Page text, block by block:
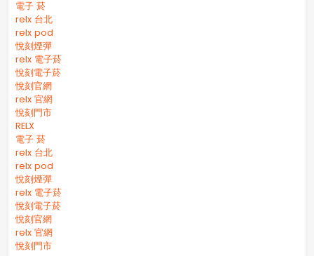
電子 菸
relx 台北
relx pod
悅刻煙彈
relx 電子菸
悅刻電子菸
悅刻官網
relx 官網
悅刻門市
RELX
電子 菸
relx 台北
relx pod
悅刻煙彈
relx 電子菸
悅刻電子菸
悅刻官網
relx 官網
悅刻門市